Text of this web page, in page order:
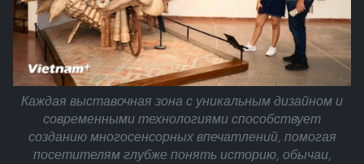
Каждая выставочная зона с уникальным дизайном и
современными технологиями способствует
созданию многосенсорных впечатлений, помогая
посетителям глубже понять историю, обычаи,